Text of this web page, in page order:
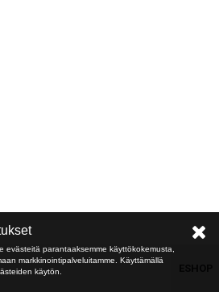
evästeitä parantaaksemme käyttökokemusta,
markkinointipalveluitamme. Käyttämällä
käytön.